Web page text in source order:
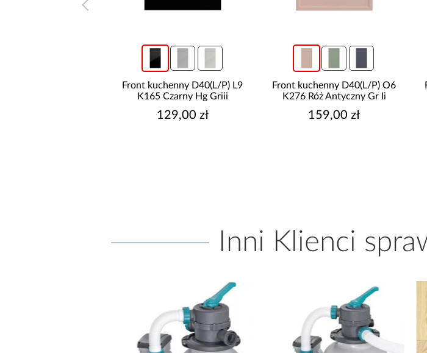
Front kuchenny D40(L/P) L9
K165 Czarny Hg Griii
129,00 zł
Front kuchenny D40(L/P) O6
K276 Róż Antyczny Gr Ii
159,00 zł
Inni Klienci